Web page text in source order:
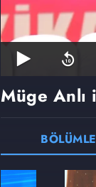
Müge Anlı